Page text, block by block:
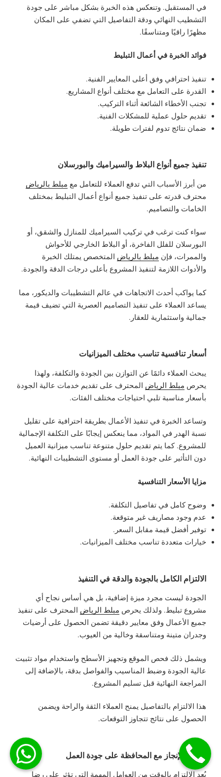
في المستقبل. وتنعكس هذه الخبرة بشكل مباشر على جودة
التشطيب النهائي ودقة التفاصيل التي تضفي على المكان
مظهرًا راقيًا ومتناسقًا.
فوائد الخبرة في أعمال التبليط
تنفيذ احترافي وفق أعلى المعايير الفنية.
القدرة على التعامل مع مختلف أنواع المشاريع.
تجنب الأخطاء الشائعة أثناء التركيب.
تقديم حلول عملية للمشكلات الفنية.
ضمان نتائج تدوم لفترات طويلة.
تنفيذ جميع أنواع البلاط والسيراميك والبورسلان
من أبرز الأسباب التي تدفع العملاء للتعامل مع مبلط بالرياض
محترف قدرته على تنفيذ جميع أنواع أعمال التبليط بمختلف
الخامات والتصاميم.
سواء كنت ترغب في تركيب السيراميك للمنازل والشقق، أو
البورسلان للفلل الفاخرة، أو البلاط الخارجي للأحواش
والممرات، فإن مبلط بالرياض المتخصص يمتلك الخبرة
والأدوات اللازمة لتنفيذ المشروع بأعلى درجات الدقة والجودة.
كما يواكب أحدث الاتجاهات في عالم التشطيبات والديكور، مما
يساعد العملاء على تنفيذ التصاميم العصرية التي تضيف قيمة
جمالية واستثمارية للعقار.
أسعار تنافسية تناسب مختلف الميزانيات
يبحث العملاء دائمًا عن التوازن بين الجودة والتكلفة، ولهذا
يحرص مبلط الرياض المحترف على تقديم خدمات عالية الجودة
بأسعار مناسبة تلبي احتياجات مختلف الفئات.
وتساعد الخبرة في تنفيذ الأعمال بطريقة احترافية على تقليل
نسبة الهدر في المواد، مما ينعكس إيجابًا على التكلفة الإجمالية
للمشروع. كما يتم تقديم حلول متنوعة تناسب ميزانية العميل
دون التأثير على جودة العمل أو مستوى التشطيبات النهائية.
مزايا الأسعار التنافسية
وضوح كامل في تفاصيل التكلفة.
عدم وجود مصاريف غير متوقعة.
توفير أفضل قيمة مقابل السعر.
خيارات متعددة تناسب مختلف الميزانيات.
الالتزام الكامل بالجودة والدقة في التنفيذ
الجودة ليست مجرد ميزة إضافية، بل هي أساس نجاح أي
مشروع تبليط. ولذلك يحرص مبلط الرياض المحترف على تنفيذ
جميع الأعمال وفق معايير دقيقة تضمن الحصول على أرضيات
وجدران متينة ومتناسقة وخالية من العيوب.
ويشمل ذلك فحص الموقع وتجهيز الأسطح واستخدام مواد تثبيت
عالية الجودة وضبط المناسيب والفواصل بدقة، بالإضافة إلى
المراجعة النهائية قبل تسليم المشروع.
هذا الالتزام بالتفاصيل يمنح العملاء الثقة والراحة ويضمن
الحصول على نتائج تتجاوز التوقعات.
سرعة الإنجاز مع المحافظة على جودة العمل
يُعد الالتزام بالوقت من العوامل المهمة التي تؤثر على رضا